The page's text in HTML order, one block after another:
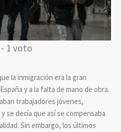
1 voto
la inmigración era la gran
y a la falta de mano de obra.
trabajadores jóvenes,
se decía que así se compensaba
Sin embargo, los últimos